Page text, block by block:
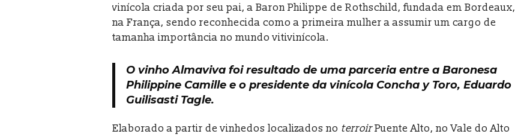
vinícola criada por seu pai, a Baron Philippe de Rothschild, fundada em Bordeaux,
na França, sendo reconhecida como a primeira mulher a assumir um cargo de
tamanha importância no mundo vitivinícola.
O vinho Almaviva foi resultado de uma parceria entre a Baronesa
Philippine Camille e o presidente da vinícola Concha y Toro, Eduardo
Guilisasti Tagle.
Elaborado a partir de vinhedos localizados no terroirPuente Alto, no Vale do Alto